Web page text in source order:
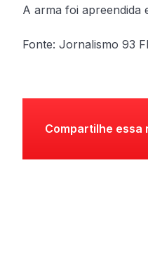
A arma foi apreendida
Fonte: Jornalismo 93
Compartilhe essa